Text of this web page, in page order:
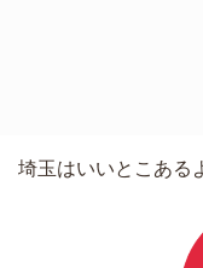
埼玉はいいとこある